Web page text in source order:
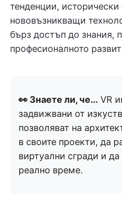
тенденции,
нововъзникващи
бърз достъп до знания,
професионалното
👀 Знаете ли, че... VR
задвижвани от
позволяват на
в своите проекти, да
виртуални сгради и
реално време.